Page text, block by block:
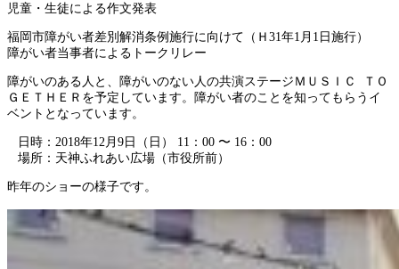
児童・生徒による作文発表
福岡市障がい者差別解消条例施行に向けて（Ｈ31年1月1日施行）
障がい者当事者によるトークリレー
障がいのある人と、障がいのない人の共演ステージＭＵＳＩＣ ＴＯ
ＧＥＴＨＥＲを予定しています。障がい者のことを知ってもらうイ
ベントとなっています。
日時：2018年12月9日（日） 11：00 〜 16：00
場所：天神ふれあい広場（市役所前）
昨年のショーの様子です。